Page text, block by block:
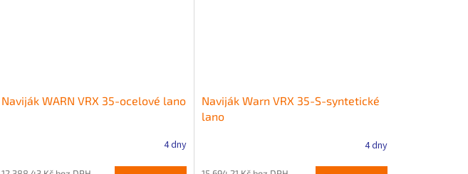
Naviják WARN VRX 35-ocelové lano
4 dny
Naviják Warn VRX 35-S-syntetické
lano
4 dny